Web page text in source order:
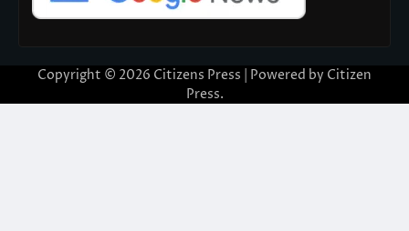
Copyright © 2026 Citizens Press | Powered by Citizen
Press.